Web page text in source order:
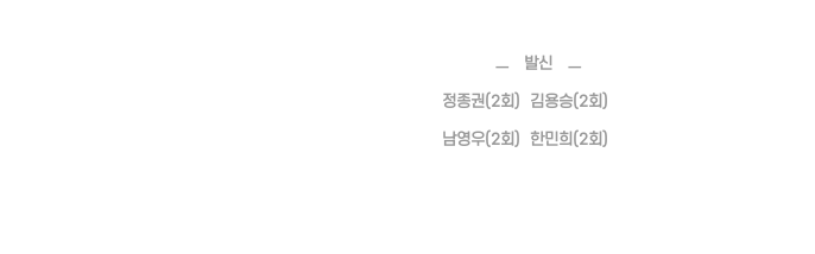
ㅡ 발신 ㅡ
정종권(2회) 김용승(2회)
남영우(2회) 한민희(2회)